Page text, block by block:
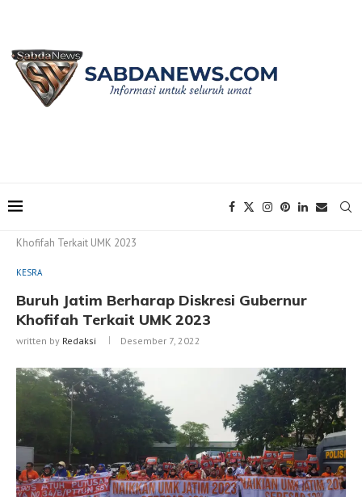
Khofifah Terkait UMK 2023
KESRA
Buruh Jatim Berharap Diskresi Gubernur
Khofifah Terkait UMK 2023
written by Redaksi Desember 7, 2022